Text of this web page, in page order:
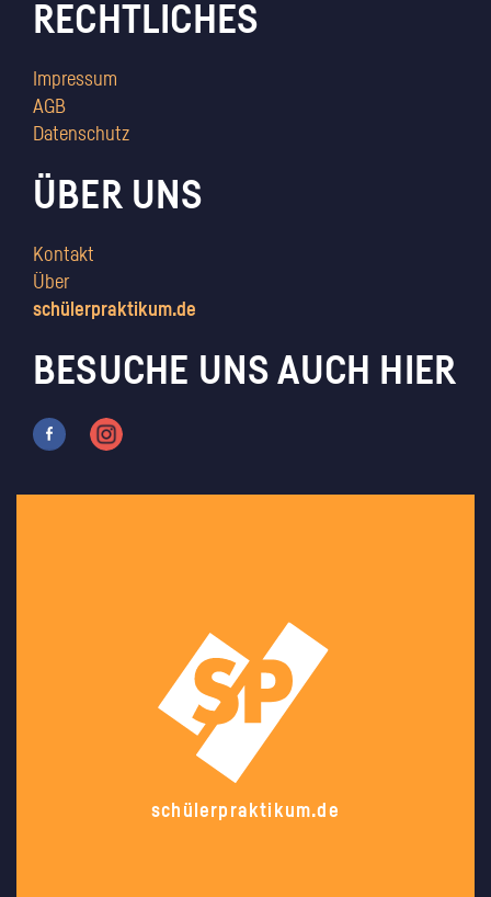
RECHTLICHES
Impressum
AGB
Datenschutz
ÜBER UNS
Kontakt
Über
schülerpraktikum.de
BESUCHE UNS AUCH HIER
schülerpraktikum.de